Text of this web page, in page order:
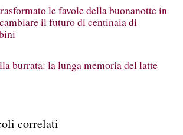
le favole della buonanotte in
il futuro di centinaia di
burrata: la lunga memoria del latte
correlati